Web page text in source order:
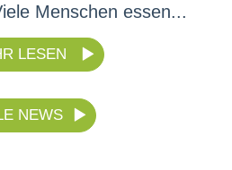
Menschen essen...
LESEN
NEWS